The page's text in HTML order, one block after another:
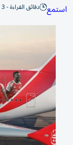
استمع دقائق القراءة - 3